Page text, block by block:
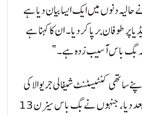
حالیہ دنوں میں ایک ایسا بیان دیا ہے
طوفان برپا کر دیا۔ ان کا کہنا ہے
بگ باس آسیب زدہ ہے۔”
ساتھی کنٹیسٹنٹ شیفالی جریوالا کی
اچانک موت کے بعد دیا، جنہوں نے بگ باس سیزن 13